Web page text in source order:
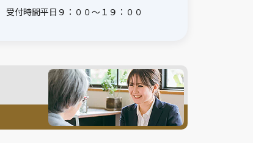
受付時間平日９：００〜１９：００